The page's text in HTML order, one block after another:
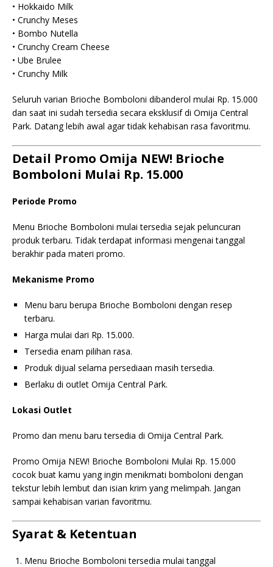
• Hokkaido Milk
• Crunchy Meses
• Bombo Nutella
• Crunchy Cream Cheese
• Ube Brulee
• Crunchy Milk
Seluruh varian Brioche Bomboloni dibanderol mulai Rp. 15.000
dan saat ini sudah tersedia secara eksklusif di Omija Central
Park. Datang lebih awal agar tidak kehabisan rasa favoritmu.
Detail Promo Omija NEW! Brioche
Bomboloni Mulai Rp. 15.000
Periode Promo
Menu Brioche Bomboloni mulai tersedia sejak peluncuran
produk terbaru. Tidak terdapat informasi mengenai tanggal
berakhir pada materi promo.
Mekanisme Promo
Menu baru berupa Brioche Bomboloni dengan resep
terbaru.
Harga mulai dari Rp. 15.000.
Tersedia enam pilihan rasa.
Produk dijual selama persediaan masih tersedia.
Berlaku di outlet Omija Central Park.
Lokasi Outlet
Promo dan menu baru tersedia di Omija Central Park.
Promo Omija NEW! Brioche Bomboloni Mulai Rp. 15.000
cocok buat kamu yang ingin menikmati bomboloni dengan
tekstur lebih lembut dan isian krim yang melimpah. Jangan
sampai kehabisan varian favoritmu.
Syarat & Ketentuan
Menu Brioche Bomboloni tersedia mulai tanggal